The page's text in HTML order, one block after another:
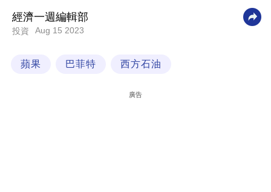
業
科
經濟一週編輯部
投資 Aug 15 2023
蘋果 巴菲特 西方石油
廣告